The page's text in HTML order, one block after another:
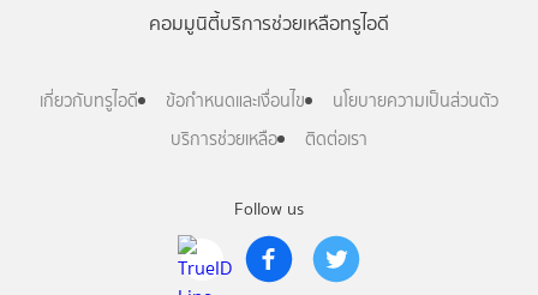
Follow us
คอมมูนิตี้บริการช่วยเหลือทรูไอดี
เกี่ยวกับทรูไอดี ข้อกำหนดและเงื่อนไข
นโยบายความเป็นส่วนตัว
บริการช่วยเหลือ
ติดต่อเรา